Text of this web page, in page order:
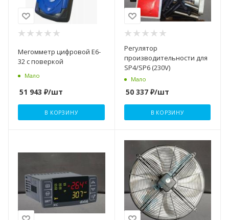
Мегомметр цифровой Е6-
32 с поверкой
Мало
51 943 ₽/шт
В КОРЗИНУ
Регулятор
производительности для
SP4/SP6 (230V)
Мало
50 337₽/шт
В КОРЗИНУ